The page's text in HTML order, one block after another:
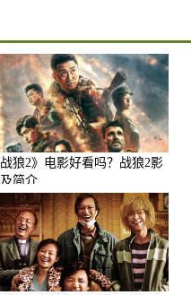
战狼2》电影好看吗？战狼2影
简介